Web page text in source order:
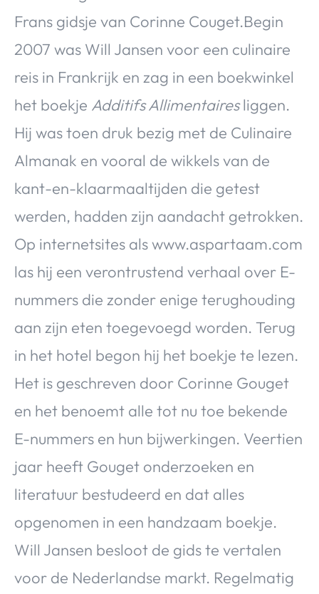
Food & Drinks Health & Beauty Gadgets
Huis & Tuin
Frans gidsje van Corinne Couget.Begin
2007 was Will Jansen voor een culinaire
reis in Frankrijk en zag in een boekwinkel
het boekje Additifs Allimentairesliggen.
Hij was toen druk bezig met de Culinaire
Almanak en vooral de wikkels van de
kant-en-klaarmaaltijden die getest
werden, hadden zijn aandacht getrokken.
Op internetsites als www.aspartaam.com
las hij een verontrustend verhaal over E-
nummers die zonder enige terughouding
aan zijn eten toegevoegd worden. Terug
in het hotel begon hij het boekje te lezen.
Het is geschreven door Corinne Gouget
en het benoemt alle tot nu toe bekende
E-nummers en hun bijwerkingen. Veertien
jaar heeft Gouget onderzoeken en
literatuur bestudeerd en dat alles
opgenomen in een handzaam boekje.
Will Jansen besloot de gids te vertalen
voor de Nederlandse markt. Regelmatig